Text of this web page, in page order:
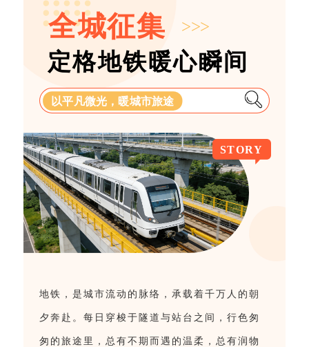
全城征集
定格地铁暖心瞬间
以平凡微光，暖城市旅途
STORY
>>>
地铁，是城市流动的脉络，承载着千万人的朝
夕奔赴。每日穿梭于隧道与站台之间，行色匆
匆的旅途里，总有不期而遇的温柔，总有润物